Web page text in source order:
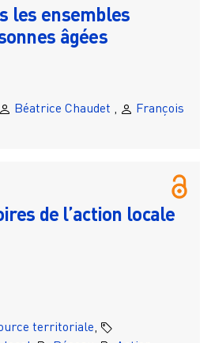
les ensembles
âgées
Béatrice Chaudet
François
de l’action locale
territoriale